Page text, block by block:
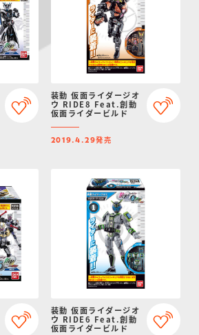
装動 仮面ライダージオ
ウ RIDE8 Feat.創動
仮面ライダービルド
2019.4.29発売
装動 仮面ライダージオ
ウ RIDE6 Feat.創動
仮面ライダービルド